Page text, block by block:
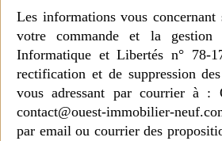
Les informations vous
votre commande et la
Informatique et Libertés n° 78-
rectification et de suppression
vous adressant par courrier à :
contact@ouest-immobilier-
par email ou courrier des